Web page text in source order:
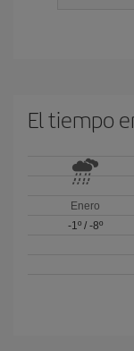
El tiempo
Enero
-1º/ -8º